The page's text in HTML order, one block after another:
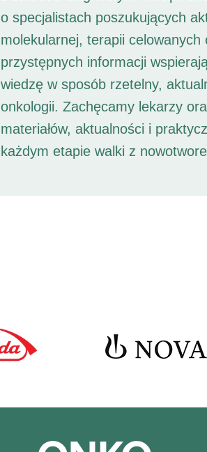
o specjalistach poszukujących
molekularnej, terapii
przystępnych informacji
wiedzę w sposób rzetelny,
onkologii. Zachęcamy lekarzy
materiałów, aktualności i
każdym etapie walki z